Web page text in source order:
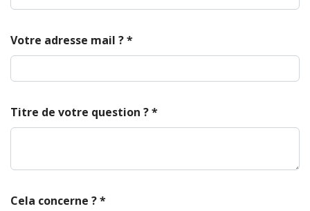
Votre adresse mail ?*
Titre de votre question ?*
Cela concerne ?*